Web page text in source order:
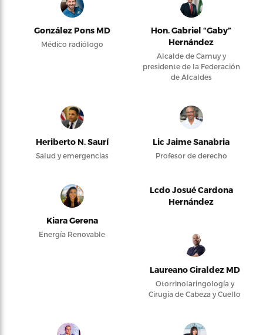
González Pons MD
Médico radiólogo
Hon. Gabriel “Gaby”
Hernández
Alcalde de Camuy y
presidente de la Federación
de Alcaldes
Heriberto N. Saurí
Salud y emergencias
Lic Jaime Sanabria
Profesor de derecho
Kiara Gerena
Energía Renovable
Lcdo Josué Cardona
Hernández
Laureano Giraldez MD
Otorrinolaringología y
Cirugía de Cabeza y Cuello